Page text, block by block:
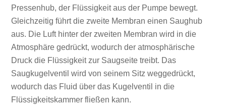
Pressenhub, der Flüssigkeit aus der Pumpe bewegt.
Gleichzeitig führt die zweite Membran einen Saughub
aus. Die Luft hinter der zweiten Membran wird in die
Atmosphäre gedrückt, wodurch der atmosphärische
Druck die Flüssigkeit zur Saugseite treibt. Das
Saugkugelventil wird von seinem Sitz weggedrückt,
wodurch das Fluid über das Kugelventil in die
Flüssigkeitskammer fließen kann.